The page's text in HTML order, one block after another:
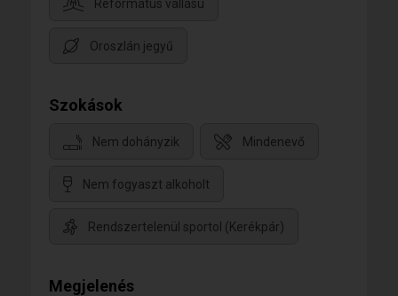
Református vallású
Oroszlán jegyű
Szokások
Nem dohányzik Mindenevő
Nem fogyaszt alkoholt
Rendszertelenül sportol (Kerékpár)
Megjelenés